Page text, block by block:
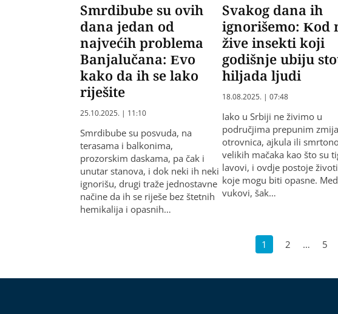
Smrdibube su ovih
dana jedan od
najvećih problema
Banjalučana: Evo
kako da ih se lako
riješite
25.10.2025. | 11:10
Smrdibube su posvuda, na
terasama i balkonima,
prozorskim daskama, pa čak i
unutar stanova, i dok neki ih neki
ignorišu, drugi traže jednostavne
načine da ih se riješe bez štetnih
hemikalija i opasnih…
Svakog dana ih
ignorišemo: Kod
žive insekti koji
godišnje ubiju
hiljada ljudi
18.08.2025. | 07:48
Iako u Srbiji ne živimo u
područjima prepunim zmija
otrovnica, ajkula ili
velikih mačaka kao što su
lavovi, i ovdje postoje
koje mogu biti opasne.
vukovi, šak…
1 2 … 5